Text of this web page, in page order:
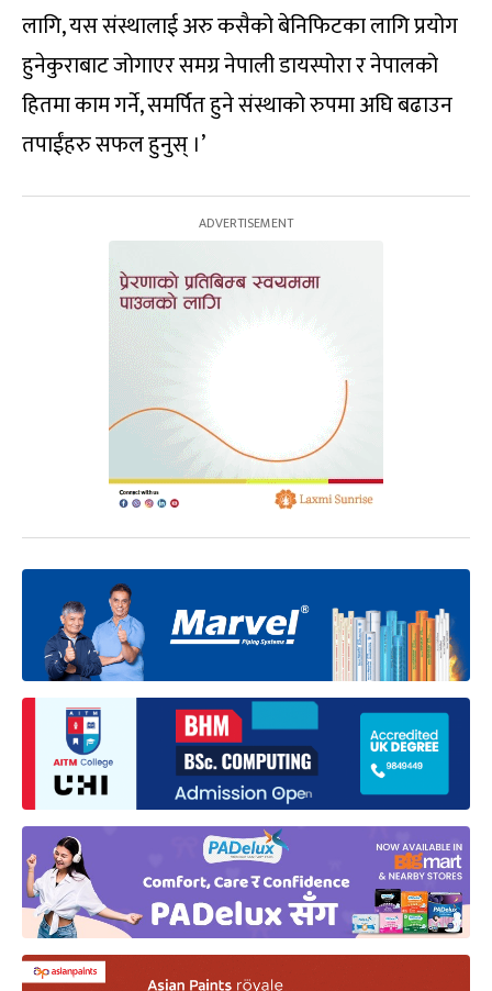
लागि, यस संस्थालाई अरु कसैको बेनिफिटका लागि प्रयोग
हुनेकुराबाट जोगाएर समग्र नेपाली डायस्पोरा र नेपालको
हितमा काम गर्ने, समर्पित हुने संस्थाको रुपमा अघि बढाउन
तपाईंहरु सफल हुनुस् ।’